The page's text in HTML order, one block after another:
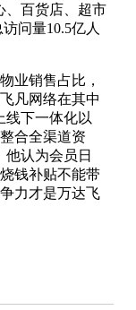
、百货店、超市
问量10.5亿人
销售占比，
凡网络在其中
线下一体化以
合全渠道资
认为会员日
钱补贴不能带
力才是万达飞